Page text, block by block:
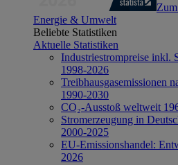
Energie & Umwelt
Beliebte Statistiken
Aktuelle Statistiken
Industriestrompreise inkl.
1998-2026
Treibhausgasemissionen
1990-2030
CO₂-Ausstoß weltweit
Stromerzeugung in
2000-2025
EU-Emissionshandel:
2026